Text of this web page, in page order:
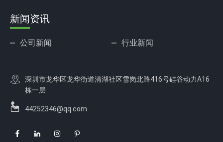
新闻资讯
公司新闻 行业新闻
深圳市龙华区龙华街道清湖社区雪岗北路416号硅谷动力A16
栋一层
44252346@qq.com